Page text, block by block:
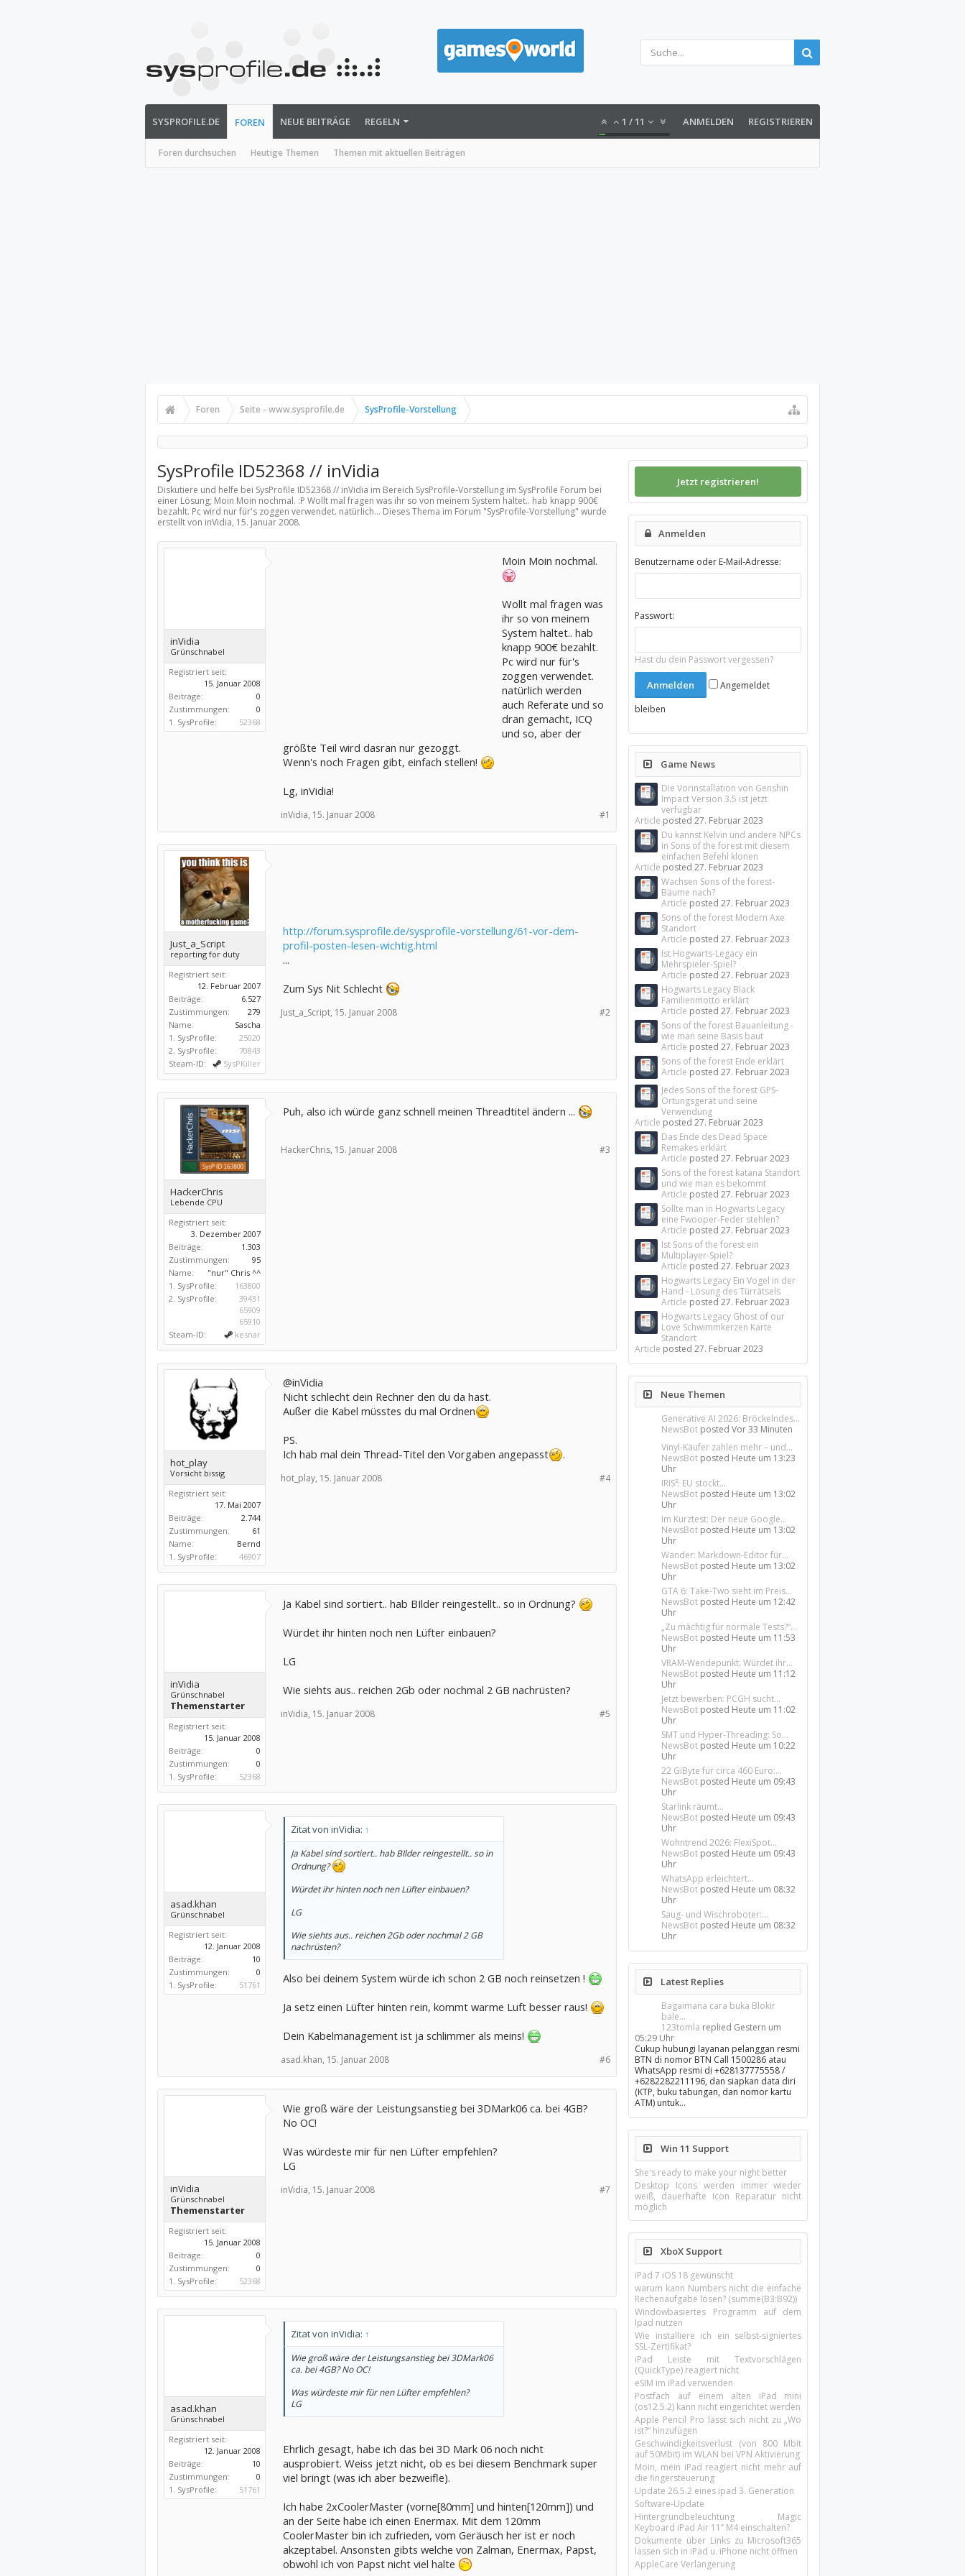
SYSPROFILE.DE FOREN
Foren durchsuchen Heutige Themen Themen mit aktuellen Beiträgen
NEUE BEITRÄGE REGELN 1 /11 ANMELDEN REGISTRIEREN
Foren Seite - www.sysprofile.de SysProfile-Vorstellung
SysProfile ID52368 // inVidia
Diskutiere und helfe bei SysProfile ID52368 // inVidia im Bereich SysProfile-Vorstellungim SysProfile Forum bei
einer Lösung; Moin Moin nochmal. :P Wollt mal fragen was ihr so von meinem System haltet.. hab knapp 900€
bezahlt. Pc wird nur für's zoggen verwendet. natürlich... Dieses Thema im Forum "SysProfile-Vorstellung" wurde
erstellt von inVidia, 15. Januar 2008.
inVidia
Grünschnabel
Registriert seit:
15. Januar 2008
Beiträge:
0
Zustimmungen:
0
1. SysProfile:
52368
Moin Moin nochmal.
Wollt mal fragen was
ihr so von meinem
System haltet.. hab
knapp 900€ bezahlt.
Pc wird nur für's
zoggen verwendet.
natürlich werden
auch Referate und so
dran gemacht, ICQ
und so, aber der
größte Teil wird dasran nur gezoggt.
Wenn's noch Fragen gibt, einfach stellen!
Lg, inVidia!
#1
inVidia, 15. Januar 2008
Just_a_Script
reporting for duty
Registriert seit:
12. Februar 2007
Beiträge:
6.527
Zustimmungen:
279
Name:
Sascha
1. SysProfile:
25020
2. SysProfile:
70843
Steam-ID:
SysPKiller
http://forum.sysprofile.de/sysprofile-vorstellung/61-vor-dem-
profil-posten-lesen-wichtig.html
...
Zum Sys Nit Schlecht
#2
Just_a_Script, 15. Januar 2008
HackerChris
Lebende CPU
Registriert seit:
3. Dezember 2007
Beiträge:
1.303
Zustimmungen:
95
Name:
"nur" Chris ^^
1. SysProfile:
163800
2. SysProfile:
39431
65909
65910
Steam-ID:
kesnar
Puh, also ich würde ganz schnell meinen Threadtitel ändern ...
#3
HackerChris, 15. Januar 2008
hot_play
Vorsicht bissig
Registriert seit:
17. Mai 2007
Beiträge:
2.744
Zustimmungen:
61
Name:
Bernd
1. SysProfile:
46907
@inVidia
Nicht schlecht dein Rechner den du da hast.
Außer die Kabel müsstes du mal Ordnen
PS.
Ich hab mal dein Thread-Titel den Vorgaben angepasst
.
#4
hot_play, 15. Januar 2008
inVidia
Grünschnabel
Themenstarter
Registriert seit:
15. Januar 2008
Beiträge:
0
Zustimmungen:
0
1. SysProfile:
52368
Ja Kabel sind sortiert.. hab BIlder reingestellt.. so in Ordnung?
Würdet ihr hinten noch nen Lüfter einbauen?
LG
Wie siehts aus.. reichen 2Gb oder nochmal 2 GB nachrüsten?
#5
inVidia, 15. Januar 2008
asad.khan
Grünschnabel
Registriert seit:
12. Januar 2008
Beiträge:
10
Zustimmungen:
0
1. SysProfile:
51761
Zitat von inVidia: ↑
Ja Kabel sind sortiert.. hab BIlder reingestellt.. so in
Ordnung?
Würdet ihr hinten noch nen Lüfter einbauen?
LG
Wie siehts aus.. reichen 2Gb oder nochmal 2 GB
nachrüsten?
Also bei deinem System würde ich schon 2 GB noch reinsetzen !
Ja setz einen Lüfter hinten rein, kommt warme Luft besser raus!
Dein Kabelmanagement ist ja schlimmer als meins!
#6
asad.khan, 15. Januar 2008
inVidia
Grünschnabel
Themenstarter
Registriert seit:
15. Januar 2008
Beiträge:
0
Zustimmungen:
0
1. SysProfile:
52368
Wie groß wäre der Leistungsanstieg bei 3DMark06 ca. bei 4GB?
No OC!
Was würdeste mir für nen Lüfter empfehlen?
LG
#7
inVidia, 15. Januar 2008
asad.khan
Grünschnabel
Registriert seit:
12. Januar 2008
Beiträge:
10
Zustimmungen:
0
1. SysProfile:
51761
Zitat von inVidia: ↑
Wie groß wäre der Leistungsanstieg bei 3DMark06
ca. bei 4GB? No OC!
Was würdeste mir für nen Lüfter empfehlen?
LG
Ehrlich gesagt, habe ich das bei 3D Mark 06 noch nicht
ausprobiert. Weiss jetzt nicht, ob es bei diesem Benchmark super
viel bringt (was ich aber bezweifle).
Ich habe 2xCoolerMaster (vorne[80mm] und hinten[120mm]) und
an der Seite habe ich einen Enermax. Mit dem 120mm
CoolerMaster bin ich zufrieden, vom Geräusch her ist er noch
akzeptabel. Ansonsten gibts welche von Zalman, Enermax, Papst,
obwohl ich von Papst nicht viel halte
Jetzt registrieren!
Anmelden
Benutzername oder E-Mail-Adresse:
Passwort:
Hast du dein Passwort vergessen?
Angemeldet
bleiben
Game News
Die Vorinstallation von Genshin
Impact Version 3.5 ist jetzt
verfügbar
Article posted27. Februar 2023
Du kannst Kelvin und andere NPCs
in Sons of the forest mit diesem
einfachen Befehl klonen
Article posted27. Februar 2023
Wachsen Sons of the forest-
Bäume nach?
Article posted27. Februar 2023
Sons of the forest Modern Axe
Standort
Article posted27. Februar 2023
Ist Hogwarts-Legacy ein
Mehrspieler-Spiel?
Article posted27. Februar 2023
Hogwarts Legacy Black
Familienmotto erklärt
Article posted27. Februar 2023
Sons of the forest Bauanleitung -
wie man seine Basis baut
Article posted27. Februar 2023
Sons of the forest Ende erklärt
Article posted27. Februar 2023
Jedes Sons of the forest GPS-
Ortungsgerät und seine
Verwendung
Article posted27. Februar 2023
Das Ende des Dead Space
Remakes erklärt
Article posted27. Februar 2023
Sons of the forest katana Standort
und wie man es bekommt
Article posted27. Februar 2023
Sollte man in Hogwarts Legacy
eine Fwooper-Feder stehlen?
Article posted27. Februar 2023
Ist Sons of the forest ein
Multiplayer-Spiel?
Article posted27. Februar 2023
Hogwarts Legacy Ein Vogel in der
Hand - Lösung des Türrätsels
Article posted27. Februar 2023
Hogwarts Legacy Ghost of our
Love Schwimmkerzen Karte
Standort
Article posted27. Februar 2023
Neue Themen
Generative AI 2026: Bröckelndes...
NewsBot postedVor 33 Minuten
Vinyl-Käufer zahlen mehr – und...
NewsBot posted Heute um 13:23
Uhr
IRIS²: EU stockt...
NewsBot posted Heute um 13:02
Uhr
Im Kurztest: Der neue Google...
NewsBot posted Heute um 13:02
Uhr
Wander: Markdown-Editor für...
NewsBot posted Heute um 13:02
Uhr
GTA 6: Take-Two sieht im Preis...
NewsBot posted Heute um 12:42
Uhr
„Zu mächtig für normale Tests?“...
NewsBot posted Heute um 11:53
Uhr
VRAM-Wendepunkt: Würdet ihr...
NewsBot posted Heute um 11:12
Uhr
Jetzt bewerben: PCGH sucht...
NewsBot posted Heute um 11:02
Uhr
SMT und Hyper-Threading: So...
NewsBot posted Heute um 10:22
Uhr
22 GiByte für circa 460 Euro:...
NewsBot posted Heute um 09:43
Uhr
Starlink räumt...
NewsBot posted Heute um 09:43
Uhr
Wohntrend 2026: FlexiSpot...
NewsBot posted Heute um 09:43
Uhr
WhatsApp erleichtert...
NewsBot posted Heute um 08:32
Uhr
Saug- und Wischroboter:...
NewsBot posted Heute um 08:32
Uhr
Latest Replies
Bagaimana cara buka Blokir
bale...
123tomla replied Gestern um
05:29 Uhr
Cukup hubungi layanan pelanggan resmi
BTN di nomor BTN Call 1500286 atau
WhatsApp resmi di +628137775558 /
+6282282211196, dan siapkan data diri
(KTP, buku tabungan, dan nomor kartu
ATM) untuk…
Win 11 Support
She's ready to make your night better
Desktop Icons werden immer wieder
weiß, dauerhafte Icon Reparatur nicht
möglich
XboX Support
iPad 7 iOS 18 gewünscht
warum kann Numbers nicht die einfache
Rechenaufgabe lösen? (summe(B3:B92))
Windowbasiertes Programm auf dem
Ipad nutzen
Wie installiere ich ein selbst-signiertes
SSL-Zertifikat?
iPad Leiste mit Textvorschlägen
(QuickType) reagiert nicht
eSIM im iPad verwenden
Postfach auf einem alten iPad mini
(os12.5.2) kann nicht eingerichtet werden
Apple Pencil Pro lässt sich nicht zu „Wo
ist?“ hinzufügen
Geschwindigkeitsverlust (von 800 Mbit
auf 50Mbit) im WLAN bei VPN Aktivierung
Moin, mein iPad reagiert nicht mehr auf
die fingersteuerung
Update 26.5.2 eines ipad 3. Generation
Software-Update
Hintergrundbeleuchtung Magic
Keyboard iPad Air 11’’ M4 einschalten?
Dokumente über Links zu Microsoft365
lassen sich in iPad u. iPhone nicht öffnen
AppleCare Verlängerung